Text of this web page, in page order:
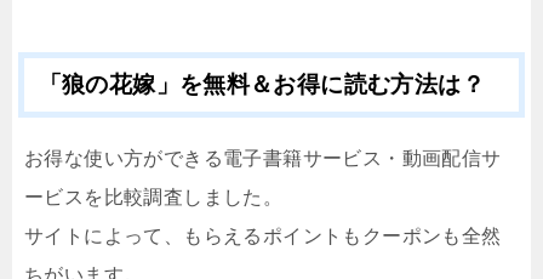
「狼の花嫁」を無料＆お得に読む方法は？
お得な使い方ができる電子書籍サービス・動画配信サ
ービスを比較調査しました。
サイトによって、もらえるポイントもクーポンも全然
ちがいます。